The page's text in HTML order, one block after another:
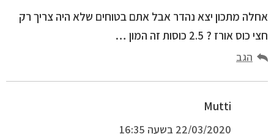
אחלה מתכון יצא נהדר אבל אתם בטוחים שלא היה צריך רק
חצי כוס אורז ? 2.5 כוסות זה המון …
הגב
Mutti
22/03/2020 בשעה 16:35